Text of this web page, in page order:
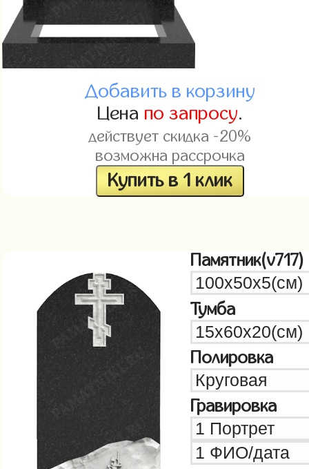
Добавить в корзину
Цена по запросу.
действует скидка -20%
возможна рассрочка
Купить в 1 клик
Памятник(v717)
Тумба
Полировка
Гравировка